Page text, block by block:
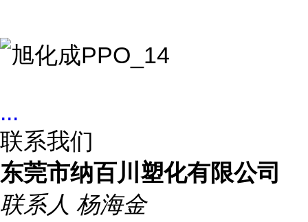
...
联系我们
东莞市纳百川塑化有限公司
联系人 杨海金